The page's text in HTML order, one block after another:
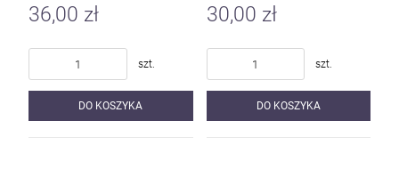
36,00 zł
szt.
DO KOSZYKA
30,00 zł
szt.
DO KOSZYKA